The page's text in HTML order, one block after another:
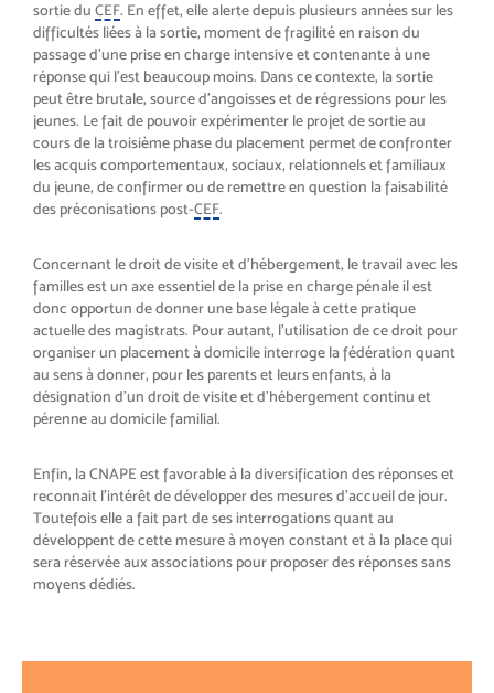
sortie du CEF. En effet, elle alerte depuis plusieurs années sur les
difficultés liées à la sortie, moment de fragilité en raison du
passage d’une prise en charge intensive et contenante à une
réponse qui l’est beaucoup moins. Dans ce contexte, la sortie
peut être brutale, source d’angoisses et de régressions pour les
jeunes. Le fait de pouvoir expérimenter le projet de sortie au
cours de la troisième phase du placement permet de confronter
les acquis comportementaux, sociaux, relationnels et familiaux
du jeune, de confirmer ou de remettre en question la faisabilité
des préconisations post-CEF.
Concernant le droit de visite et d’hébergement, le travail avec les
familles est un axe essentiel de la prise en charge pénale il est
donc opportun de donner une base légale à cette pratique
actuelle des magistrats. Pour autant, l’utilisation de ce droit pour
organiser un placement à domicile interroge la fédération quant
au sens à donner, pour les parents et leurs enfants, à la
désignation d’un droit de visite et d’hébergement continu et
pérenne au domicile familial.
Enfin, la CNAPE est favorable à la diversification des réponses et
reconnait l’intérêt de développer des mesures d’accueil de jour.
Toutefois elle a fait part de ses interrogations quant au
développent de cette mesure à moyen constant et à la place qui
sera réservée aux associations pour proposer des réponses sans
moyens dédiés.